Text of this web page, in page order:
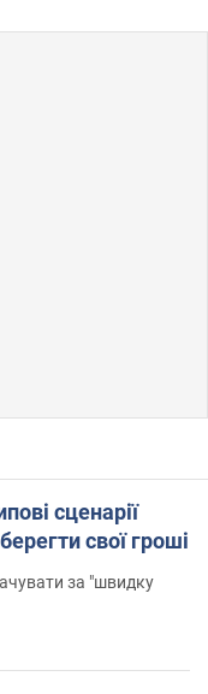
сценарії
свої гроші
за "швидку